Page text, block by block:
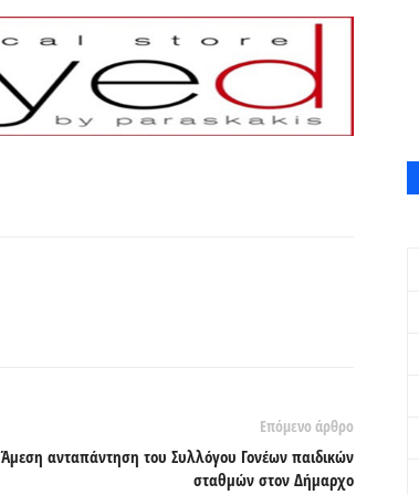
Επόμενο άρθρο
Άμεση ανταπάντηση του Συλλόγου Γονέων παιδικών
σταθμών στον Δήμαρχο